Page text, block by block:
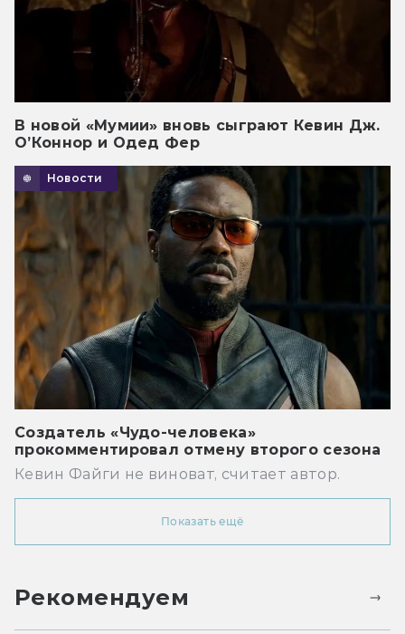
В новой «Мумии» вновь сыграют Кевин Дж.
О’Коннор и Одед Фер
Новости
Создатель «Чудо-человека»
прокомментировал отмену второго сезона
Кевин Файги не виноват, считает автор.
Показать ещё
Рекомендуем